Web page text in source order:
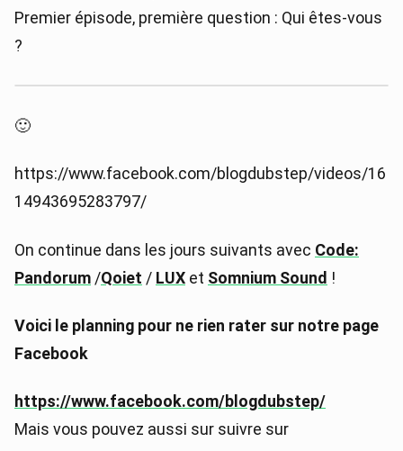
Premier épisode, première question : Qui êtes-vous
?
🙂
https://www.facebook.com/blogdubstep/videos/16
14943695283797/
On continue dans les jours suivants avec Code:
Pandorum /Qoiet / LUX et Somnium Sound !
Voici le planning pour ne rien rater sur notre page
Facebook
https://www.facebook.com/blogdubstep/
Mais vous pouvez aussi sur suivre sur